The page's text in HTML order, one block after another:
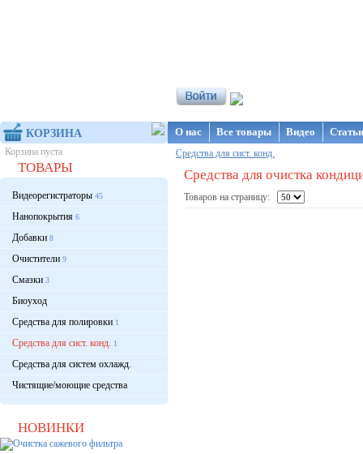
КОРЗИНА
Корзина пуста
ТОВАРЫ
Видеорегистраторы 45
Нанопокрытия 6
Добавки 8
Очистители 9
Смазки 3
Биоуход
Средства для полировки 1
Средства для сист. конд. 1
Средства для систем охлажд.
Чистящие/моющие средства
НОВИНКИ
О нас Все товары Видео
Средства для сист. конд.
Средства для очистка
Товаров на страницу: